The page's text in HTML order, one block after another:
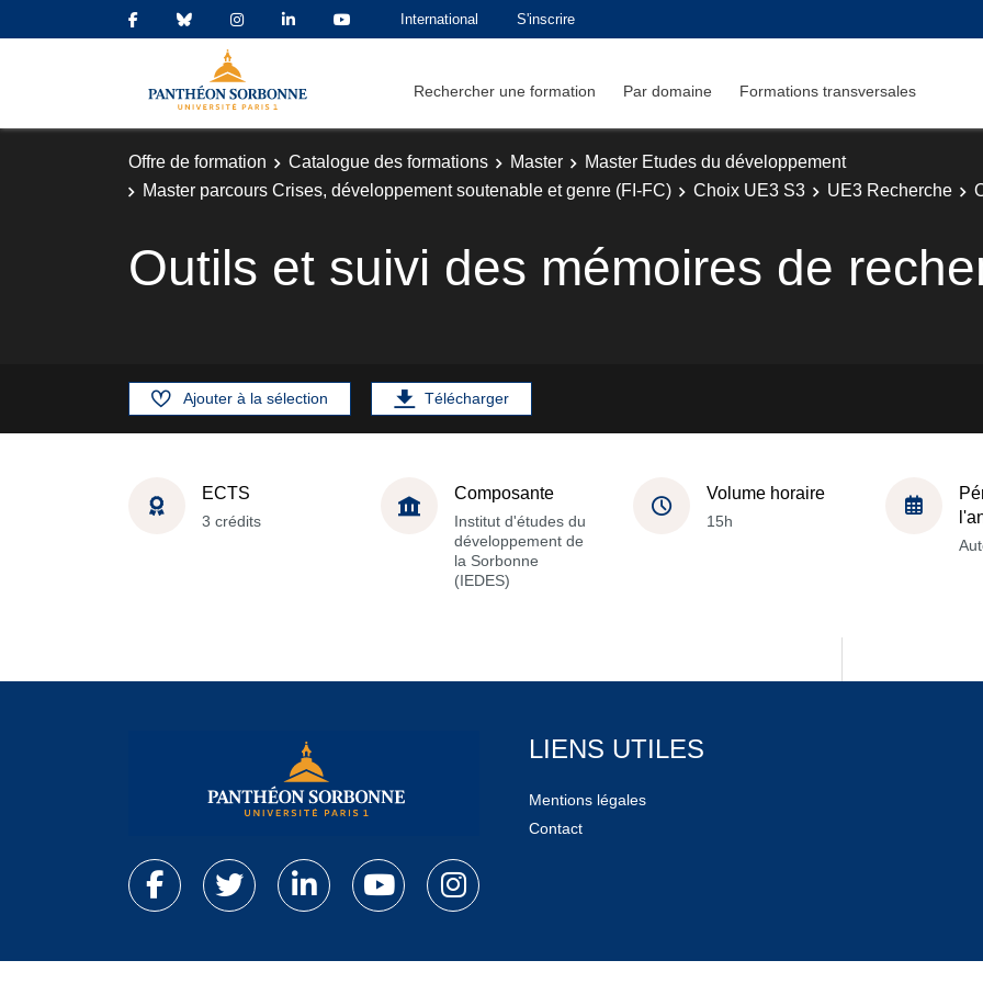
International S'inscrire
Rechercher une formation Par domaine Formations transversales
Offre de formation Catalogue des formations Master
Master Etudes du développement
Master parcours Crises, développement soutenable et genre (FI-FC)
Choix UE3 S3 UE3 Recherche
Outils et suivi des mémoires de
Ajouter à la sélection Télécharger
ECTS
3 crédits
Composante
Institut d'études du
développement de
la Sorbonne
(IEDES)
Volume horaire
15h
LIENS UTILES
Mentions légales
Contact